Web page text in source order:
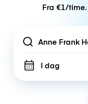
Fra €1/
Location
I dag